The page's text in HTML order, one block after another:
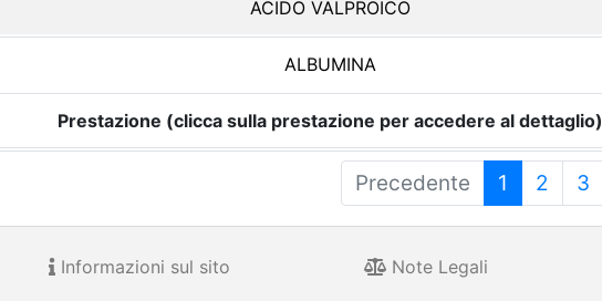
ACIDO VALPROICO
ALBUMINA
Prestazione (clicca sulla prestazione per accedere al dettaglio)
Precedente 1 2 3
Informazioni sul sito Note Legali